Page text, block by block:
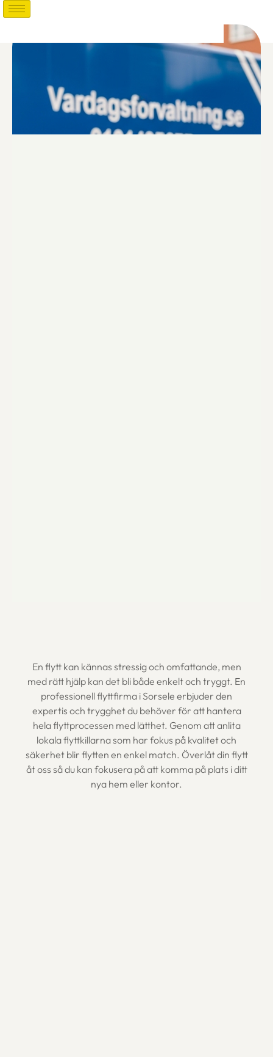
En flytt kan kännas stressig och omfattande, men
med rätt hjälp kan det bli både enkelt och tryggt. En
professionell flyttfirma i Sorsele erbjuder den
expertis och trygghet du behöver för att hantera
hela flyttprocessen med lätthet. Genom att anlita
lokala flyttkillarna som har fokus på kvalitet och
säkerhet blir flytten en enkel match. Överlåt din flytt
åt oss så du kan fokusera på att komma på plats i ditt
nya hem eller kontor.